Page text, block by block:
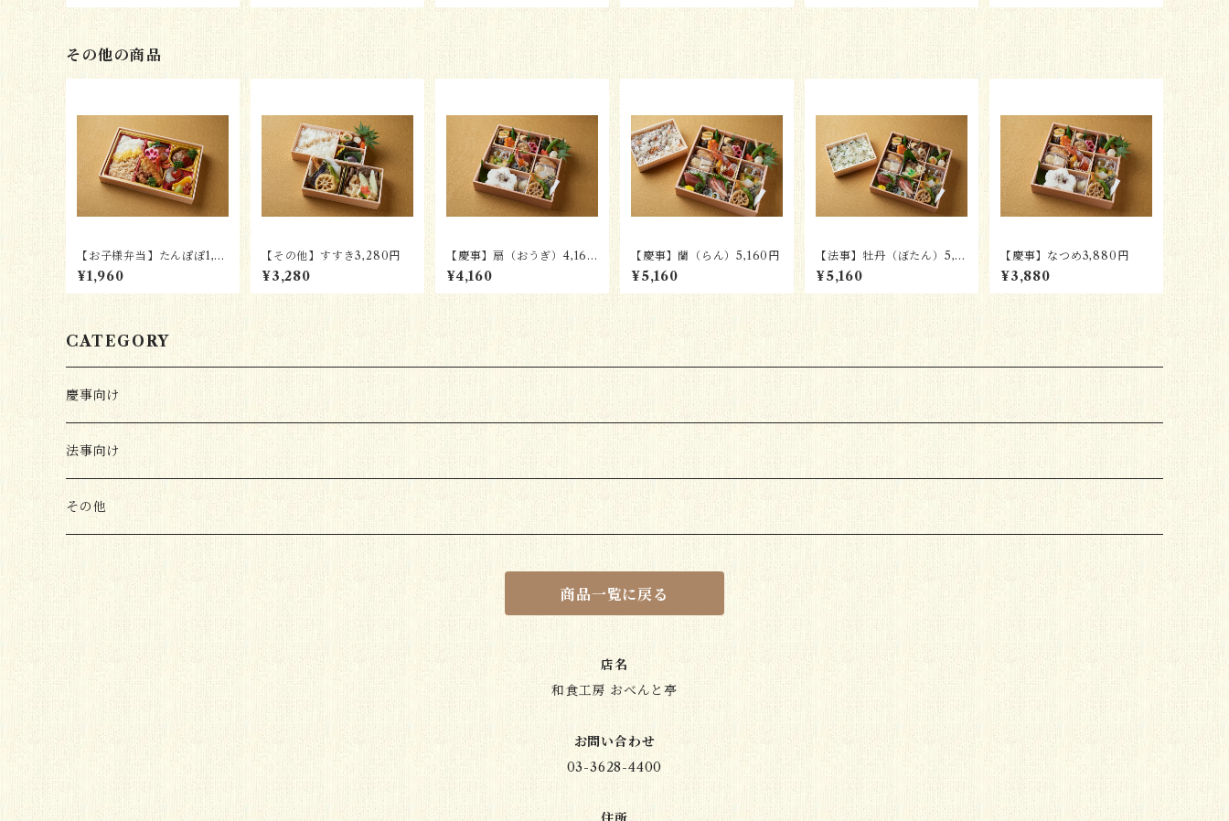
その他の商品
【お子様弁当】たんぽぽ1,9
60円
¥1,960
【その他】すすき3,280円
¥3,280
【慶事】扇（おうぎ）4,160
円
¥4,160
【慶事】蘭（らん）5,160円
¥5,160
【法事】牡丹（ぼたん）5,1
60円
¥5,160
【慶事】なつめ3,880円
¥3,880
CATEGORY
慶事向け
法事向け
その他
商品一覧に戻る
店名
和食工房 おべんと亭
お問い合わせ
03-3628-4400